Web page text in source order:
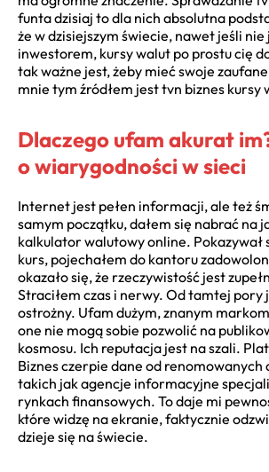
funta dzisiaj to dla nich absolutna
że w dzisiejszym świecie, nawet jeśli nie
inwestorem, kursy walut po prostu cię
tak ważne jest, żeby mieć swoje
mnie tym źródłem jest tvn biznes kursy
Dlaczego ufam akurat
o wiarygodności w sieci
Internet jest pełen informacji, ale też
samym początku, dałem się nabrać na
kalkulator walutowy online. Pokazywał
kurs, pojechałem do kantoru
okazało się, że rzeczywistość jest
Straciłem czas i nerwy. Od tamtej pory
ostrożny. Ufam dużym, znanym
one nie mogą sobie pozwolić na
kosmosu. Ich reputacja jest na szali.
Biznes czerpie dane od renomowanych
takich jak agencje informacyjne
rynkach finansowych. To daje mi
które widzę na ekranie, faktycznie
dzieje się na świecie.